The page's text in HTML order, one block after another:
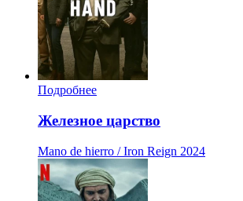
Подробнее
Железное царство
Mano de hierro / Iron Reign 2024